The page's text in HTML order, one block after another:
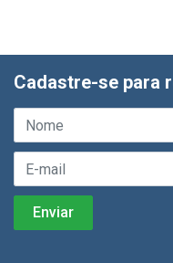
Cadastre-se para